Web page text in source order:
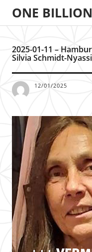
ONE
2025-01-11 –
Silvia Schmidt-
12/01/2025